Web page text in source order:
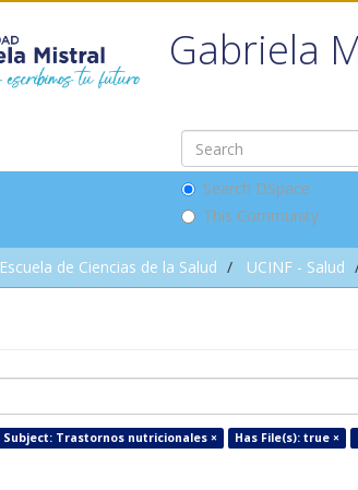
Gabriela
Search DSpace
This Community
Escuela de Ciencias de la Salud UCINF - Salud
Subject: Trastornos nutricionales × Has File(s): true ×